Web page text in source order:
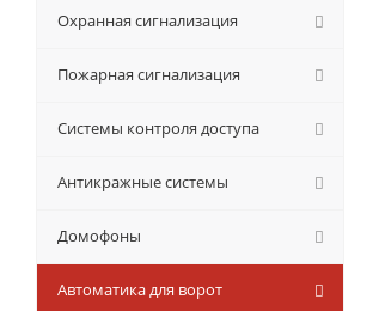
Охранная сигнализация
Пожарная сигнализация
Системы контроля доступа
Антикражные системы
Домофоны
Автоматика для ворот